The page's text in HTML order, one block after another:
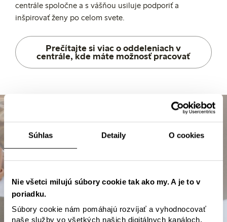
Súhlas Detaily O cookies
Nie všetci milujú súbory cookie tak ako my. A je to v
poriadku.
Súbory cookie nám pomáhajú rozvíjať a vyhodnocovať
naše služby vo všetkých našich digitálnych kanáloch.
centrále spoločne a s vášňou usiluje podporiť a
inšpirovať ženy po celom svete.
Prečítajte si viac o oddeleniach v
centrále, kde máte možnosť pracovať